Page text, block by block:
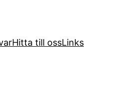
Hitta till ossLinks